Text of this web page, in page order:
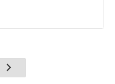
Pagina
successiva